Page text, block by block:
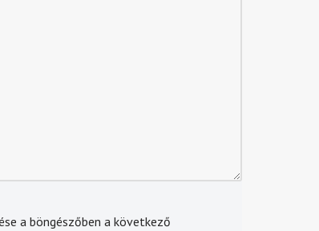
a böngészőben a következő